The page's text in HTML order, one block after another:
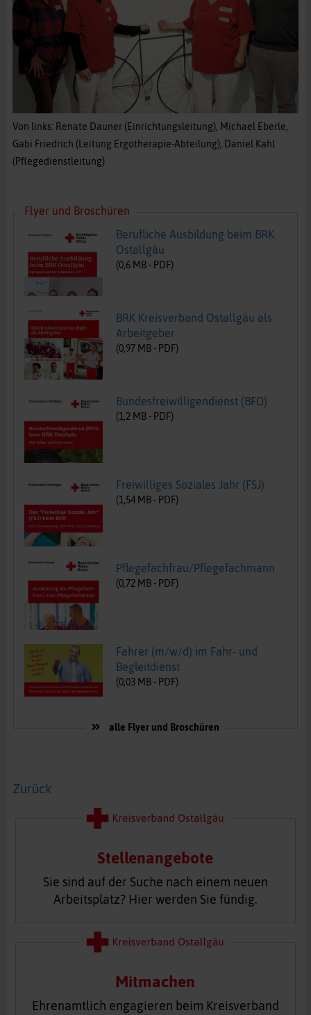
Von links: Renate Dauner (Einrichtungsleitung), Michael Eberle,
Gabi Friedrich (Leitung Ergotherapie-Abteilung), Daniel Kahl
(Pflegedienstleitung)
Flyer und Broschüren
Berufliche Ausbildung beim BRK
Ostallgäu
(0,6 MB - PDF)
BRK Kreisverband Ostallgäu als
Arbeitgeber
(0,97 MB - PDF)
Bundesfreiwilligendienst (BFD)
(1,2 MB - PDF)
Freiwilliges Soziales Jahr (FSJ)
(1,54 MB - PDF)
Pflegefachfrau/Pflegefachmann
(0,72 MB - PDF)
Fahrer (m/w/d) im Fahr- und
Begleitdienst
(0,03 MB - PDF)
alle Flyer und Broschüren
Zurück
Stellenangebote
Sie sind auf der Suche nach einem neuen
Arbeitsplatz? Hier werden Sie fündig.
Mitmachen
Ehrenamtlich engagieren beim Kreisverband